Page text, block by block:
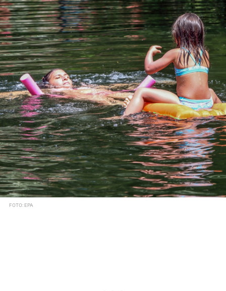
FOTO: EPA